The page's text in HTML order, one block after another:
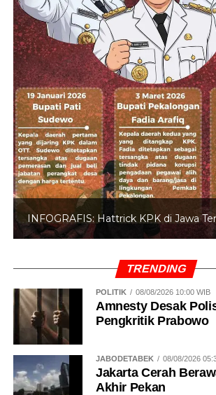
INFOGRAFIS: Hattrick KPK di Jawa
TRENDING
POLITIK 08/08/2026 10:00 WIB
Amnesty Desak
Pengkritik Prabowo
JABODETABEK 08/08/2026
Jakarta Cerah
Akhir Pekan